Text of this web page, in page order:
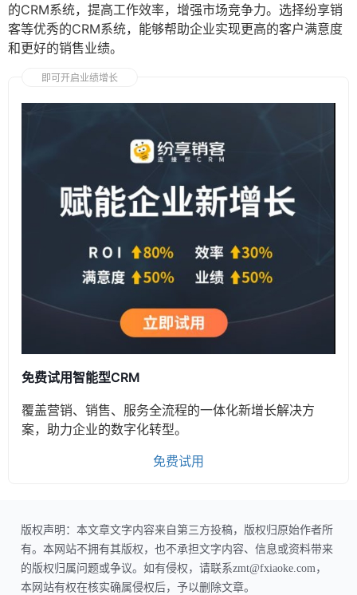
的CRM系统，提高工作效率，增强市场竞争力。选择纷享销
客等优秀的CRM系统，能够帮助企业实现更高的客户满意度
和更好的销售业绩。
即可开启业绩增长
免费试用智能型CRM
覆盖营销、销售、服务全流程的一体化新增长解决方
案，助力企业的数字化转型。
免费试用
版权声明：本文章文字内容来自第三方投稿，版权归原始作者所
有。本网站不拥有其版权，也不承担文字内容、信息或资料带来
的版权归属问题或争议。如有侵权，请联系zmt@fxiaoke.com，
本网站有权在核实确属侵权后，予以删除文章。